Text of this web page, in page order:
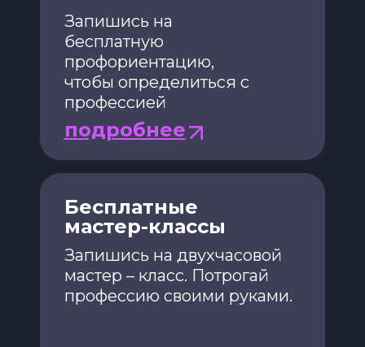
Запишись на
бесплатную
профориентацию,
чтобы определиться с
профессией
подробнее
Бесплатные
мастер-классы
Запишись на двухчасовой
мастер – класс. Потрогай
профессию своими руками.